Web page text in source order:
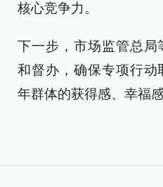
核心竞争力。
下一步，市场监管总局
和督办，确保专项行
年群体的获得感、幸福